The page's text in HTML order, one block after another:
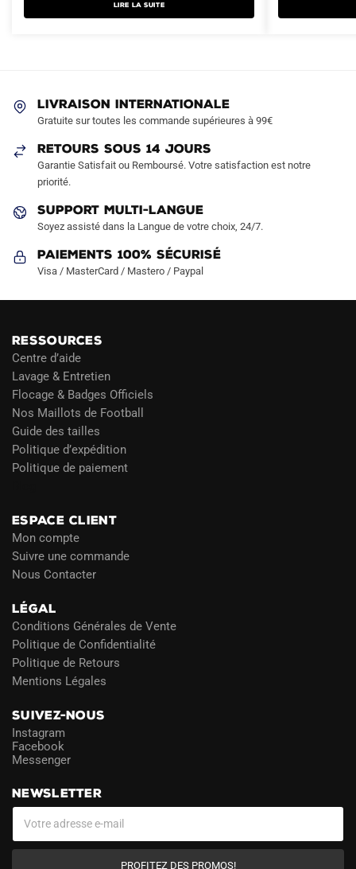
Lire la suite
LIVRAISON INTERNATIONALE
Gratuite sur toutes les commande supérieures à 99€
RETOURS SOUS 14 JOURS
Garantie Satisfait ou Remboursé. Votre satisfaction est notre
priorité.
SUPPORT MULTI-LANGUE
Soyez assisté dans la Langue de votre choix, 24/7.
Paiements 100% Sécurisé
Visa / MasterCard / Mastero / Paypal
RESSOURCES
Centre d’aide
Lavage & Entretien
Flocage & Badges Officiels
Nos Maillots de Football
Guide des tailles
Politique d’expédition
Politique de paiement
ESPACE CLIENT
Mon compte
Suivre une commande
Nous Contacter
LÉGAL
Conditions Générales de Vente
Politique de Confidentialité
Politique de Retours
Mentions Légales
SUIVEZ-NOUS
Instagram
Facebook
Messenger
NEWSLETTER
PROFITEZ DES PROMOS!